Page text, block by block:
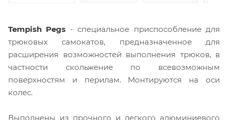
Tempish Pegs - специальное приспособление для
трюковых самокатов, предназначенное для
расширения возможностей выполнения трюков, в
частности скольжение по всевозможным
поверхностям и перилам. Монтируются на оси
колес.
Выполнены из прочного и легкого алюминиевого